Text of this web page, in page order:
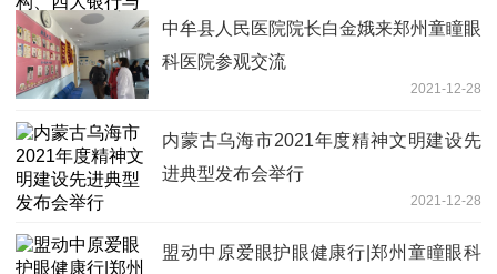
中牟县人民医院院长白金娥来郑州童瞳眼
科医院参观交流
2021-12-28
内蒙古乌海市2021年度精神文明建设先
进典型发布会举行
2021-12-28
盟动中原爱眼护眼健康行|郑州童瞳眼科